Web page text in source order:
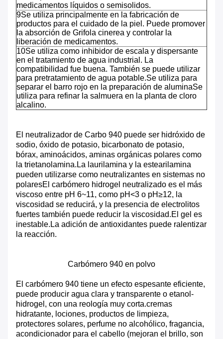
medicamentos líquidos o semisolidos.
9Se utiliza principalmente en la fabricación de
productos para el cuidado de la piel. Puede promover
la absorción de Grifola cinerea y controlar la
liberación de medicamentos.
10Se utiliza como inhibidor de escala y dispersante
en el tratamiento de agua industrial. La
compatibilidad fue buena. También se puede utilizar
para pretratamiento de agua potable.Se utiliza para
separar el barro rojo en la preparación de aluminaSe
utiliza para refinar la salmuera en la planta de cloro
alcalino.
El neutralizador de Carbo 940 puede ser hidróxido de
sodio, óxido de potasio, bicarbonato de potasio,
bórax, aminoácidos, aminas orgánicas polares como
la trietanolamina.La laurilamina y la estearilamina
pueden utilizarse como neutralizantes en sistemas no
polaresEl carbómero hidrogel neutralizado es el más
viscoso entre pH 6~11, como pH<3 o pH≥12, la
viscosidad se reducirá, y la presencia de electrolitos
fuertes también puede reducir la viscosidad.El gel es
inestable.La adición de antioxidantes puede ralentizar
la reacción.
Carbómero 940 en polvo
El carbómero 940 tiene un efecto espesante eficiente,
puede producir agua clara y transparente o etanol-
hidrogel, con una reología muy corta.cremas
hidratante, lociones, productos de limpieza,
protectores solares, perfume no alcohólico, fragancia,
acondicionador para el cabello (mejoran el brillo, son